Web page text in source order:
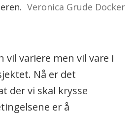
Veronica Grude Docker
vil variere men vil vare i
Nå er det
der vi skal krysse
er å